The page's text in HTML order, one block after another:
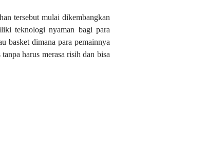
tersebut mulai dikembangkan
teknologi nyaman bagi para
basket dimana para pemainnya
harus merasa risih dan bisa